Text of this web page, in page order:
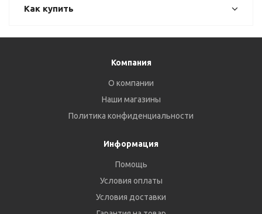
Как купить
Компания
О компании
Наши магазины
Политика конфиденциальности
Информация
Помощь
Условия оплаты
Условия доставки